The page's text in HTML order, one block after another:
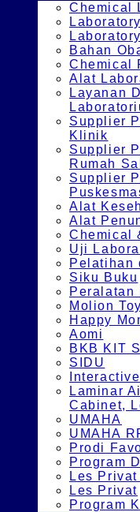
Chemical
Bahan
Chemical
Alat
Layanan
Supplier
Klinik
Supplier
Rumah
Supplier
Alat
Alat
Chemical
Uji
Pelatihan
Siku Buku
Peralatan
Molion
Happy
Aomi
BKB KIT
SIDU
Laminar
Cabinet,
UMAHA
UMAHA
Prodi
Program
Les
Les Privat
Program